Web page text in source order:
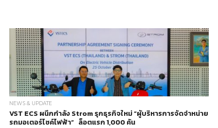
NEWS & UPDATE
VST ECS ผนึกกำลัง Strom รุกธุรกิจใหม่ “ผู้บริหารการจัดจำหน่าย
รถมอเตอร์ไซค์ไฟฟ้า” ล็อตแรก 1,000 คัน